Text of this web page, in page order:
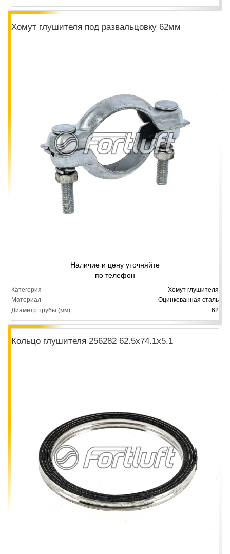
Хомут глушителя под развальцовку 62мм
Наличие и цену уточняйте
по телефон
Категория
Хомут глушителя
Материал
Оцинкованная сталь
Диаметр трубы (мм)
62
Кольцо глушителя 256282 62.5х74.1х5.1